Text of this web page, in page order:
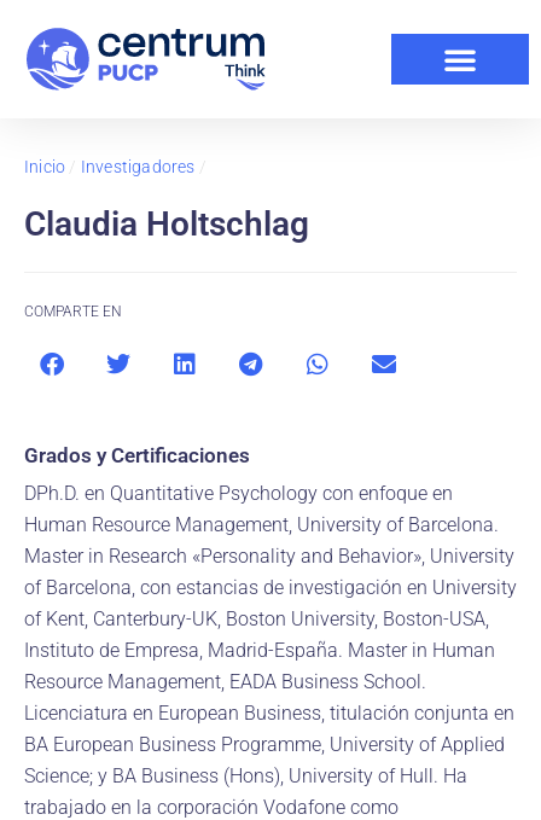
Inicio / Investigadores /
Claudia Holtschlag
COMPARTE EN
Grados y Certificaciones
DPh.D. en Quantitative Psychology con enfoque en
Human Resource Management, University of Barcelona.
Master in Research «Personality and Behavior», University
of Barcelona, con estancias de investigación en University
of Kent, Canterbury-UK, Boston University, Boston-USA,
Instituto de Empresa, Madrid-España. Master in Human
Resource Management, EADA Business School.
Licenciatura en European Business, titulación conjunta en
BA European Business Programme, University of Applied
Science; y BA Business (Hons), University of Hull. Ha
trabajado en la corporación Vodafone como